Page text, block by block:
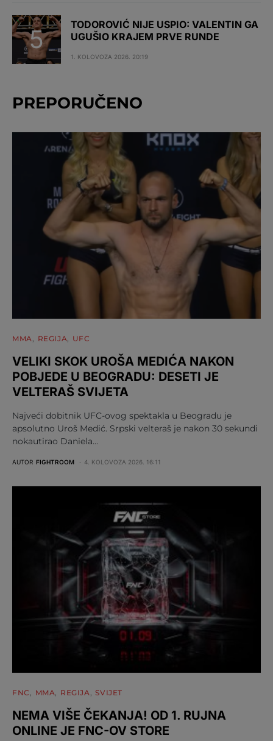
TODOROVIĆ NIJE USPIO: VALENTIN GA
UGUŠIO KRAJEM PRVE RUNDE
1. KOLOVOZA 2026. 20:19
PREPORUČENO
MMA REGIJA UFC
VELIKI SKOK UROŠA MEDIĆA NAKON
POBJEDE U BEOGRADU: DESETI JE
VELTERAŠ SVIJETA
Najveći dobitnik UFC-ovog spektakla u Beogradu je
apsolutno Uroš Medić. Srpski velteraš je nakon 30 sekundi
nokautirao Daniela…
AUTOR FIGHTROOM 4. KOLOVOZA 2026. 16:11
FNC MMA REGIJA SVIJET
NEMA VIŠE ČEKANJA! OD 1. RUJNA
ONLINE JE FNC-OV STORE